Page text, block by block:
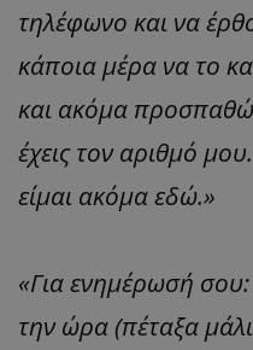
τηλέφωνο και να
κάποια μέρα να το
και ακόμα
έχεις τον αριθμό
είμαι ακόμα εδώ.»
«Για ενημέρωσή
την ώρα (πέταξα